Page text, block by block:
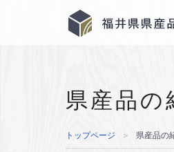
県産品の
トップページ ＞ 県産品の